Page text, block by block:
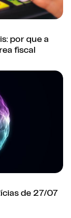
que a mudança
por que a
fiscal
27/07 a 31/07
de 27/07